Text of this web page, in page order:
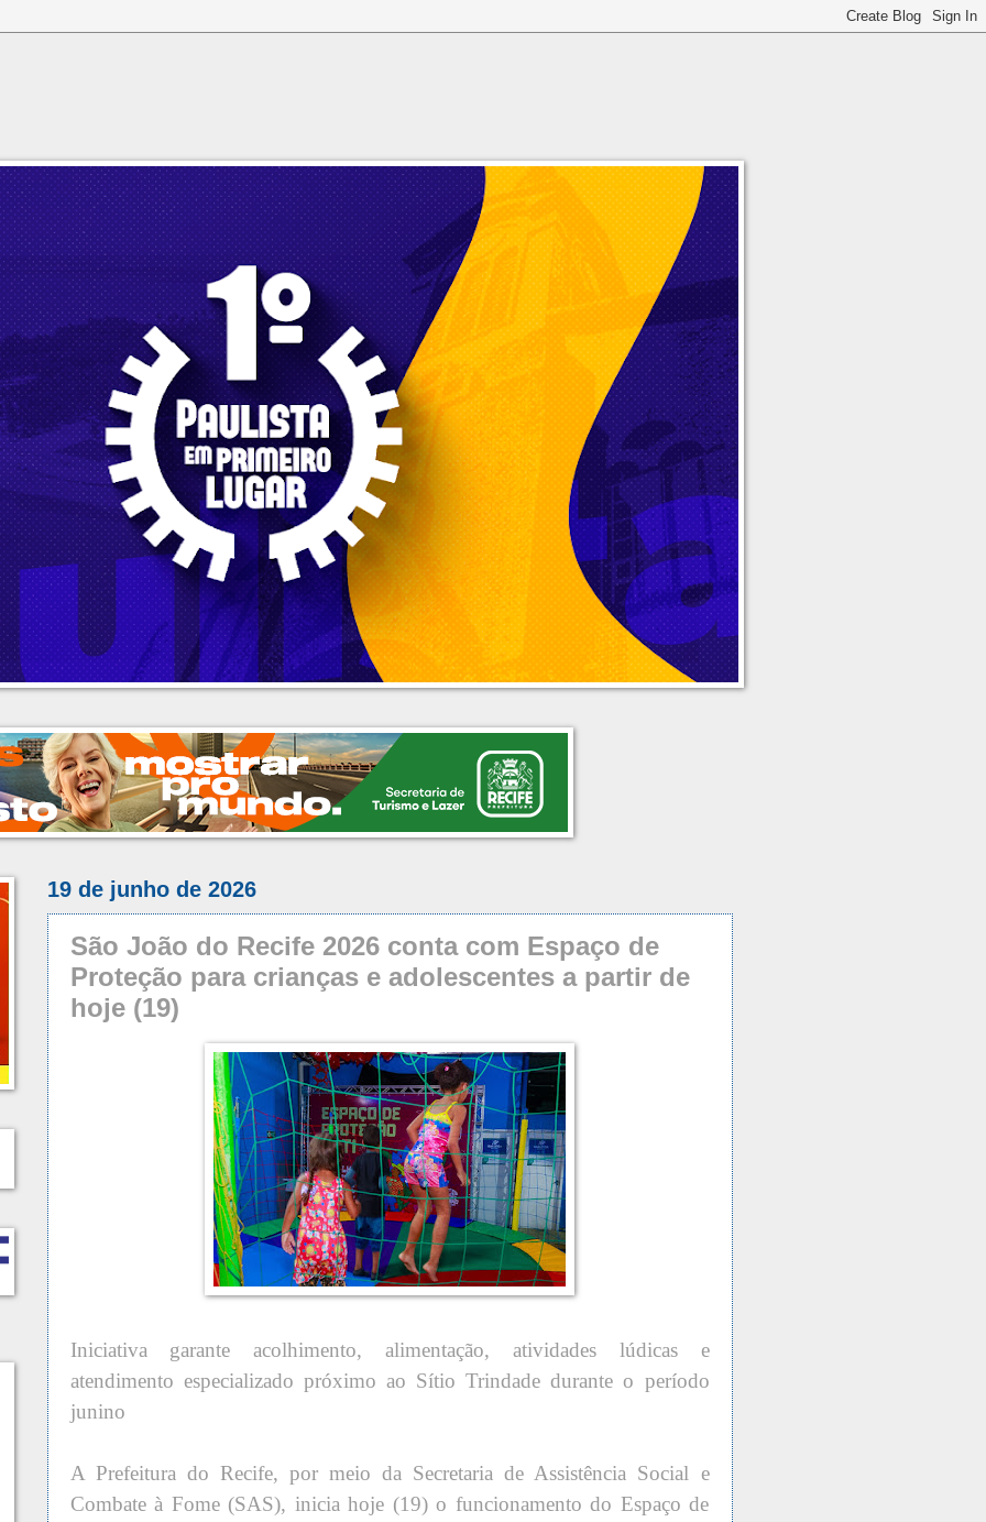
19 de junho de 2026
São João do Recife 2026 conta com Espaço de
Proteção para crianças e adolescentes a partir de
hoje (19)
Iniciativa garante acolhimento, alimentação, atividades lúdicas e
atendimento especializado próximo ao Sítio Trindade durante o período
junino
A Prefeitura do Recife, por meio da Secretaria de Assistência Social e
Combate à Fome (SAS), inicia hoje (19) o funcionamento do Espaço de